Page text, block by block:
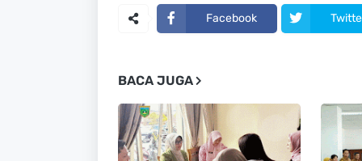
Facebook
BACA JUGA